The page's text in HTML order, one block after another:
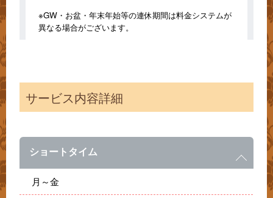
※GW・お盆・年末年始等の連休期間は料金システムが
異なる場合がございます。
サービス内容詳細
ショートタイム
月～金